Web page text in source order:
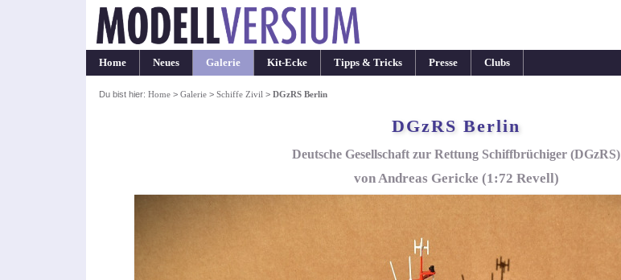
Home Neues Galerie Kit-Ecke Tipps & Tricks Presse Clubs
Du bist hier: Home> Galerie> Schiffe Zivil > DGzRS Berlin
DGzRS Berlin
Deutsche Gesellschaft zur Rettung Schiffbrüchiger (DGzRS)
von Andreas Gericke (1:72 Revell)